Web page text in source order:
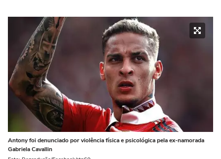
Antony foi denunciado por violência física e psicológica pela ex-namorada
Gabriela Cavallin